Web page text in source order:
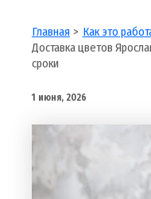
Главная
Как это
Доставка цветов
сроки
1 июня, 2026